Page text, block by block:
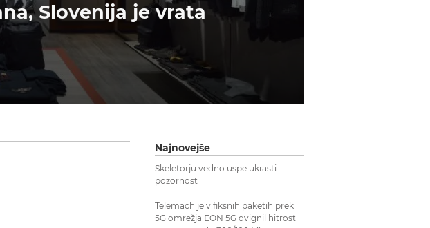
Slovenija je vrata
Najnovejše
Skeletorju vedno uspe ukrasti
pozornost
Telemach je v fiksnih paketih prek
5G omrežja EON 5G dvignil hitrost